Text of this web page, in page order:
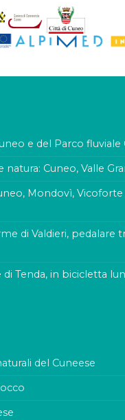
e del Parco fluviale
natura: Cuneo, Valle
Mondovì, Vicoforte
di Valdieri, pedalare
di Tenda, in bicicletta
del Cuneese